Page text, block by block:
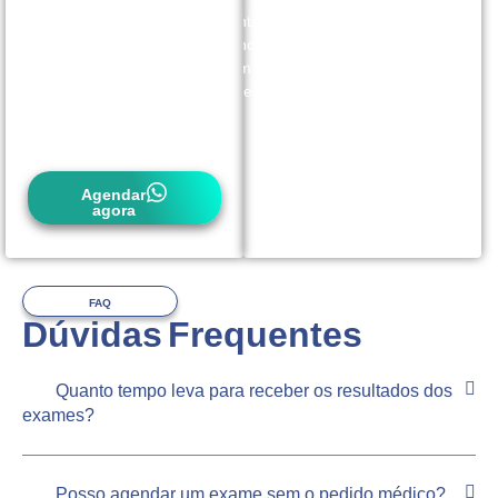
contato
conosco
com
antecedência.
Agendar
agora
FAQ
Dúvidas Frequentes
Quanto tempo leva para receber os resultados dos
exames?
Posso agendar um exame sem o pedido médico?